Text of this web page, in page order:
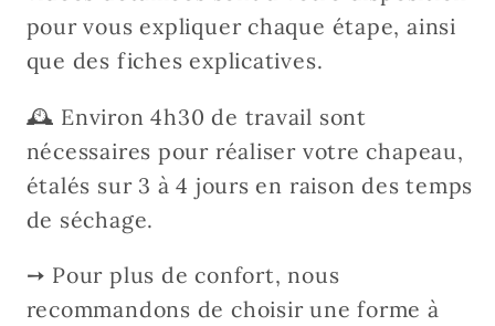
pour vous expliquer chaque étape, ainsi
que des fiches explicatives.
🕰️ Environ 4h30 de travail sont
nécessaires pour réaliser votre chapeau,
étalés sur 3 à 4 jours en raison des temps
de séchage.
➙ Pour plus de confort, nous
recommandons de choisir une forme à